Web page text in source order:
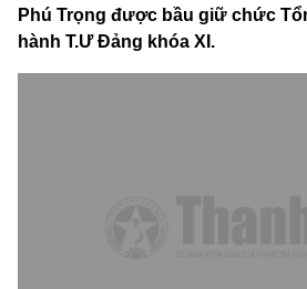
Phú Trọng được bầu giữ chức
hành T.Ư Đảng khóa XI.